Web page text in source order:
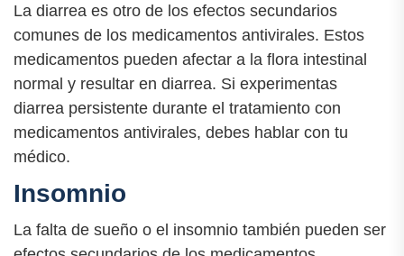
La diarrea es otro de los efectos secundarios
comunes de los medicamentos antivirales. Estos
medicamentos pueden afectar a la flora intestinal
normal y resultar en diarrea. Si experimentas
diarrea persistente durante el tratamiento con
medicamentos antivirales, debes hablar con tu
médico.
Insomnio
La falta de sueño o el insomnio también pueden ser